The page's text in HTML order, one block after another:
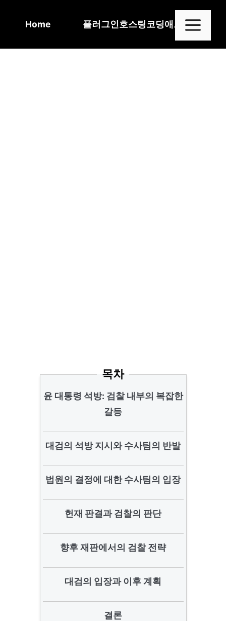
Home 플러그인호스팅코딩애드센스
목차
윤 대통령 석방: 검찰 내부의 복잡한
갈등
대검의 석방 지시와 수사팀의 반발
법원의 결정에 대한 수사팀의 입장
헌재 판결과 검찰의 판단
향후 재판에서의 검찰 전략
대검의 입장과 이후 계획
결론